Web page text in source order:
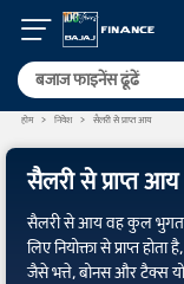
होम निवेश सैलरी से प्राप्त आय
सैलरी से प्राप्त आय
सैलरी से आय वह कुल
लिए नियोक्ता से प्राप्त
जैसे भत्ते, बोनस और टैक्स